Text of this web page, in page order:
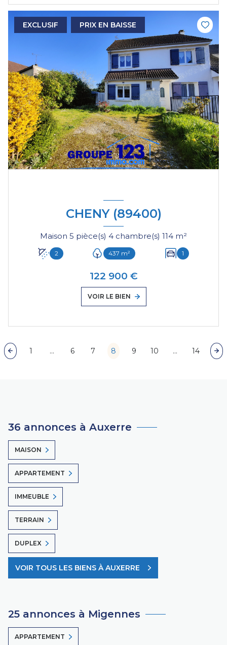
EXCLUSIF PRIX EN BAISSE
CHENY (89400)
Maison 5 pièce(s) 4 chambre(s) 114 m²
2 437 m² 1
122 900 €
VOIR LE BIEN
1 ... 6 7 8 9 10 ... 14
36 annonces à Auxerre
MAISON
APPARTEMENT
IMMEUBLE
TERRAIN
DUPLEX
VOIR TOUS LES BIENS À AUXERRE
25 annonces à Migennes
APPARTEMENT